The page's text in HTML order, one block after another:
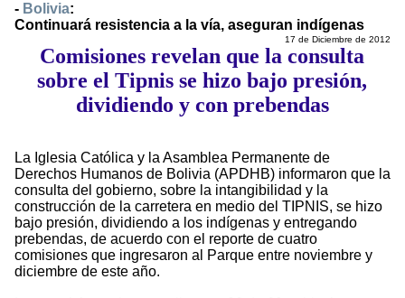
- Bolivia:
Continuará resistencia a la vía, aseguran indígenas
17 de Diciembre de 2012
Comisiones revelan que la consulta
sobre el Tipnis se hizo bajo presión,
dividiendo y con prebendas
La Iglesia Católica y la Asamblea Permanente de
Derechos Humanos de Bolivia (APDHB) informaron que la
consulta del gobierno, sobre la intangibilidad y la
construcción de la carretera en medio del TIPNIS, se hizo
bajo presión, dividiendo a los indígenas y entregando
prebendas, de acuerdo con el reporte de cuatro
comisiones que ingresaron al Parque entre noviembre y
diciembre de este año.